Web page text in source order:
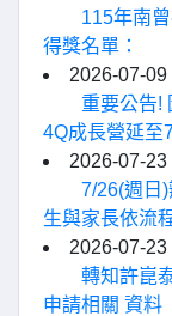
115年南
得獎名單：
2026-07-09
重要公告!
4Q成長營延至
2026-07-23
7/26(週日
生與家長依流
2026-07-23
轉知許崑
申請相關 資料